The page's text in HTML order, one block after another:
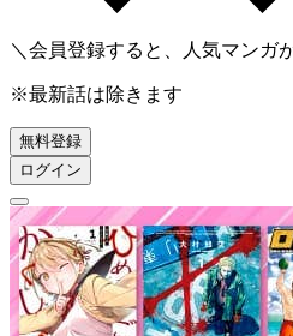
＼会員登録すると、人気マンガ
※最新話は除きます
無料登録
ログイン